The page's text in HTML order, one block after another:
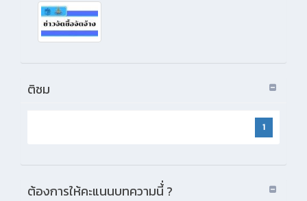
ติชม
1
ต้องการให้คะแนนบทความนี้่ ?